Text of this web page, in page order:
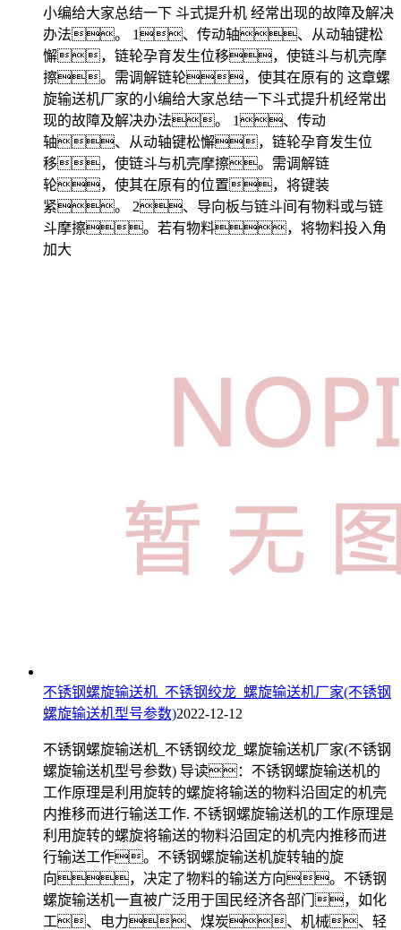
小编给大家总结一下 斗式提升机 经常出现的故障及解决
办法。 1、传动轴、从动轴键松
懈，链轮孕育发生位移，使链斗与机壳摩
擦。需调解链轮，使其在原有的 这章螺
旋输送机厂家的小编给大家总结一下斗式提升机经常出
现的故障及解决办法。 1、传动
轴、从动轴键松懈，链轮孕育发生位
移，使链斗与机壳摩擦。需调解链
轮，使其在原有的位置，将键装
紧。 2、导向板与链斗间有物料或与链
斗摩擦。若有物料，将物料投入角
加大
不锈钢螺旋输送机_不锈钢绞龙_螺旋输送机厂家(不锈钢
螺旋输送机型号参数)2022-12-12
不锈钢螺旋输送机_不锈钢绞龙_螺旋输送机厂家(不锈钢
螺旋输送机型号参数) 导读：不锈钢螺旋输送机的
工作原理是利用旋转的螺旋将输送的物料沿固定的机壳
内推移而进行输送工作. 不锈钢螺旋输送机的工作原理是
利用旋转的螺旋将输送的物料沿固定的机壳内推移而进
行输送工作。不锈钢螺旋输送机旋转轴的旋
向，决定了物料的输送方向。不锈钢
螺旋输送机一直被广泛用于国民经济各部门，如化
工、电力、煤炭、机械、轻